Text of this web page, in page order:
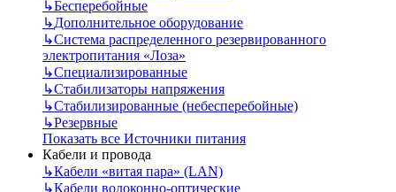
↳Бесперебойные
↳Дополнительное оборудование
↳Система распределенного резервированного
электропитания «Лоза»
↳Специализированные
↳Стабилизаторы напряжения
↳Стабилизированные (небесперебойные)
↳Резервные
Показать все Источники питания
Кабели и провода
↳Кабели «витая пара» (LAN)
↳Кабели волоконно-оптические